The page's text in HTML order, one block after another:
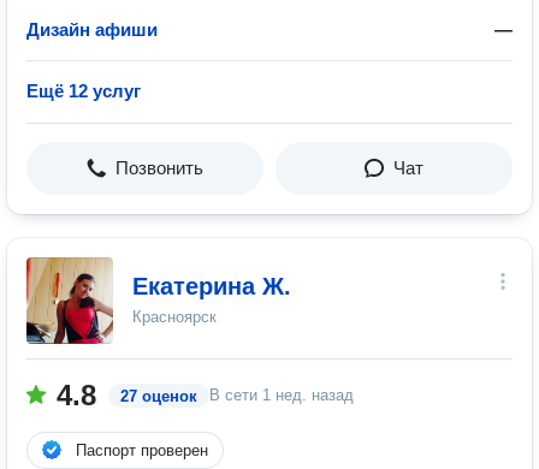
Дизайн афиши —
Ещё 12 услуг
Позвонить Чат
Екатерина Ж.
Красноярск
4.8 27 оценок В сети 1 нед. назад
Паспорт проверен